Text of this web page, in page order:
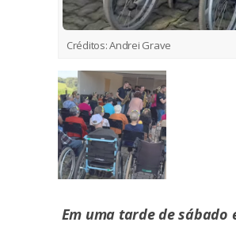
Créditos:Andrei Grave
Em uma tarde de